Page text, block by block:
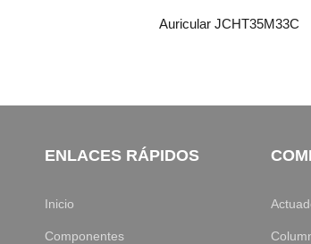
Auricular JCHT35M33C
ENLACES RÁPIDOS
Inicio
Componentes